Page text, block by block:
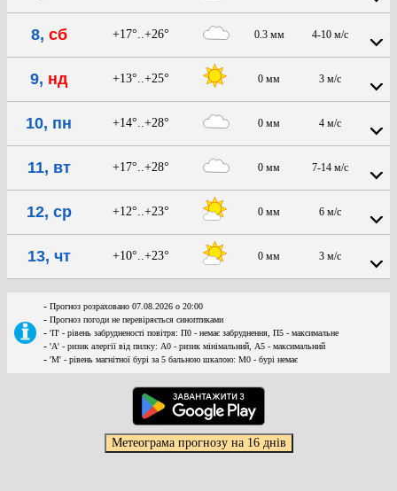
8, сб +17°..+26° 0.3 мм 4-10 м/с
9, нд +13°..+25° 0 мм 3 м/с
10, пн +14°..+28° 0 мм 4 м/с
11, вт +17°..+28° 0 мм 7-14 м/с
12, ср +12°..+23° 0 мм 6 м/с
13, чт +10°..+23° 0 мм 3 м/с
- Прогноз розраховано 07.08.2026 о 20:00
- Прогноз погоди не перевіряється синоптиками
- 'П' - рівень забрудненості повітря: П0 - немає забруднення, П5 - максимальне
- 'А' - ризик алергії від пилку: А0 - ризик мінімальний, А5 - максимальний
- 'М' - рівень магнітної бурі за 5 бальною шкалою: M0 - бурі немає